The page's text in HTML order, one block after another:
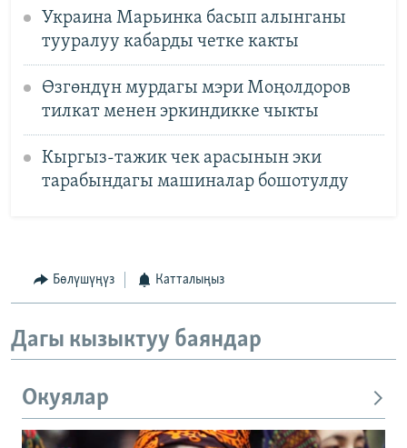
Украина Марьинка басып алынганы
тууралуу кабарды четке какты
Өзгөндүн мурдагы мэри Моңолдоров
тилкат менен эркиндикке чыкты
Кыргыз-тажик чек арасынын эки
тарабындагы машиналар бошотулду
Бөлүшүңүз Катталыңыз
Дагы кызыктуу баяндар
Окуялар